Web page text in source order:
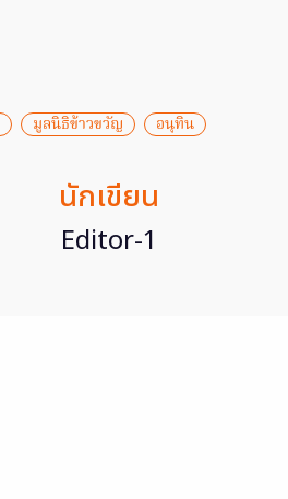
มูลนิธิข้าวขวัญ อนุทิน
นักเขียน
Editor-1